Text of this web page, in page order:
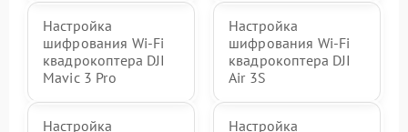
Настройка
шифрования Wi-Fi
квадрокоптера DJI
Mavic 3 Pro
Настройка
шифрования Wi-Fi
квадрокоптера DJI
Air 3S
Настройка
Настройка